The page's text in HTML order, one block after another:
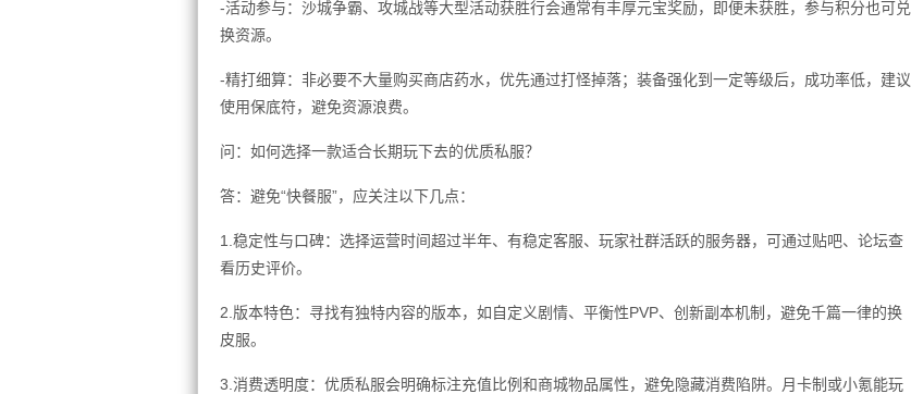
-活动参与：沙城争霸、攻城战等大型活动获胜行会通常有丰厚元宝奖励，即便未获胜，参与积分也可兑
换资源。
-精打细算：非必要不大量购买商店药水，优先通过打怪掉落；装备强化到一定等级后，成功率低，建议
使用保底符，避免资源浪费。
问：如何选择一款适合长期玩下去的优质私服？
答：避免“快餐服”，应关注以下几点：
1.稳定性与口碑：选择运营时间超过半年、有稳定客服、玩家社群活跃的服务器，可通过贴吧、论坛查
看历史评价。
2.版本特色：寻找有独特内容的版本，如自定义剧情、平衡性PVP、创新副本机制，避免千篇一律的换
皮服。
3.消费透明度：优质私服会明确标注充值比例和商城物品属性，避免隐藏消费陷阱。月卡制或小氪能玩